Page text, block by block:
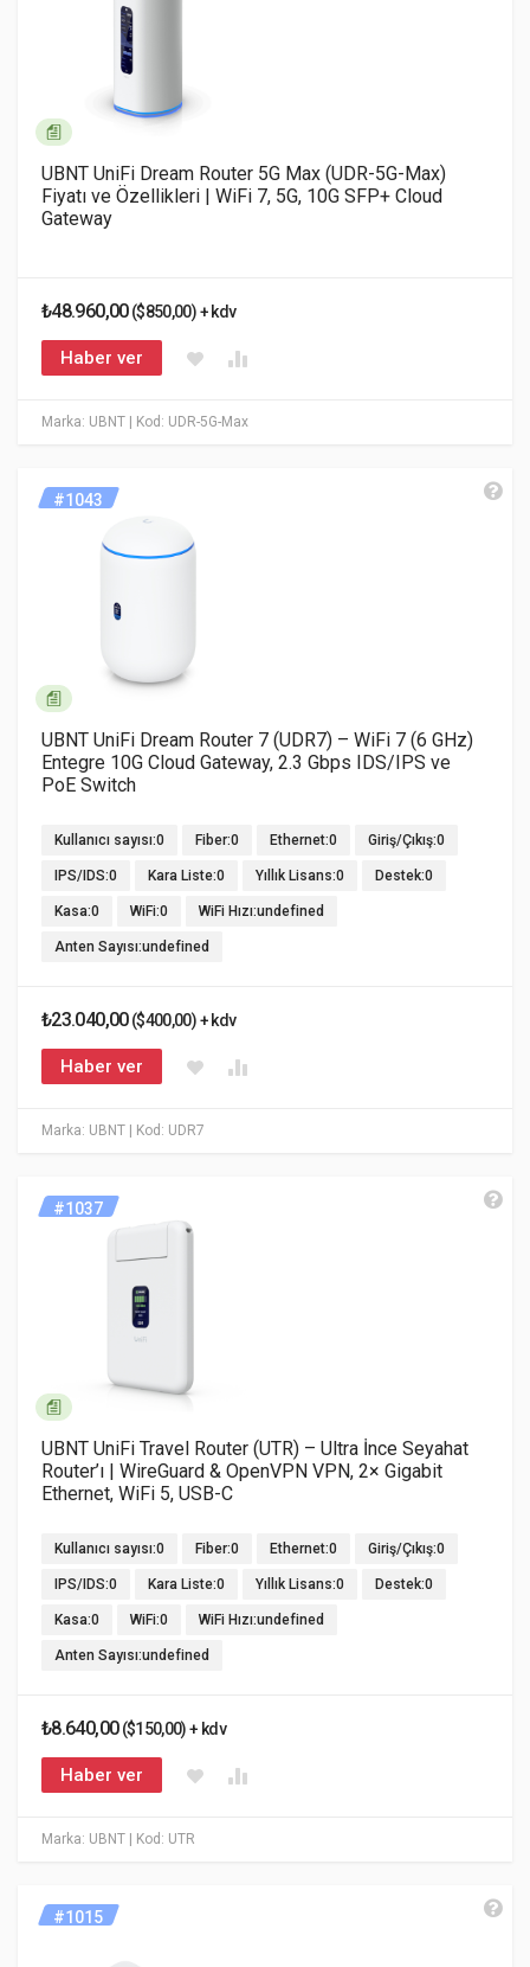
Marka: UBNT | Kod: UDR-5G-Max
UBNT UniFi Dream Router 5G Max (UDR-5G-Max)
Fiyatı ve Özellikleri | WiFi 7, 5G, 10G SFP+ Cloud
Gateway
₺48.960,00($850,00) + kdv
Haber ver
Marka: UBNT | Kod: UDR7
#1043
UBNT UniFi Dream Router 7 (UDR7) – WiFi 7 (6 GHz)
Entegre 10G Cloud Gateway, 2.3 Gbps IDS/IPS ve
PoE Switch
Kullanıcı sayısı:0 Fiber:0 Ethernet:0 Giriş/Çıkış:0
IPS/IDS:0 Kara Liste:0 Yıllık Lisans:0 Destek:0
Kasa:0 WiFi:0 WiFi Hızı:undefined
Anten Sayısı:undefined
₺23.040,00($400,00) + kdv
Haber ver
Marka: UBNT | Kod: UTR
#1037
UBNT UniFi Travel Router (UTR) – Ultra İnce Seyahat
Router’ı | WireGuard & OpenVPN VPN, 2× Gigabit
Ethernet, WiFi 5, USB-C
Kullanıcı sayısı:0 Fiber:0 Ethernet:0 Giriş/Çıkış:0
IPS/IDS:0 Kara Liste:0 Yıllık Lisans:0 Destek:0
Kasa:0 WiFi:0 WiFi Hızı:undefined
Anten Sayısı:undefined
₺8.640,00($150,00) + kdv
Haber ver
#1015